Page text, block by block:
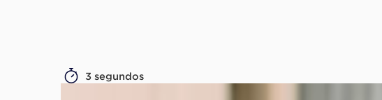
3 segundos